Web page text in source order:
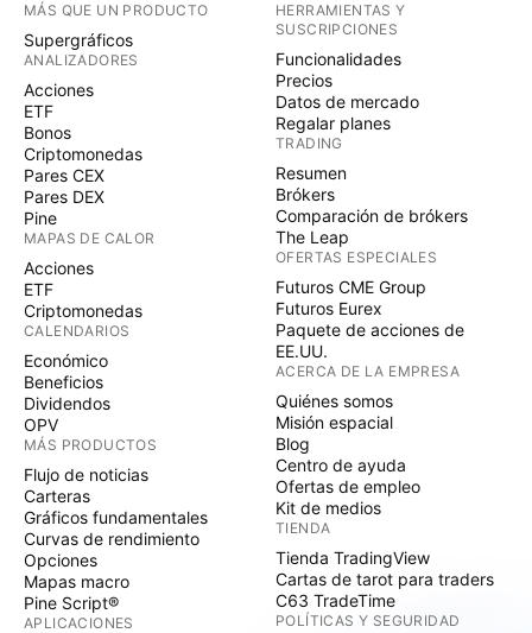
MÁS QUE UN PRODUCTO
Supergráficos
ANALIZADORES
Acciones
ETF
Bonos
Criptomonedas
Pares CEX
Pares DEX
Pine
MAPAS DE CALOR
Acciones
ETF
Criptomonedas
CALENDARIOS
Económico
Beneficios
Dividendos
OPV
MÁS PRODUCTOS
Flujo de noticias
Carteras
Gráficos fundamentales
Curvas de rendimiento
Opciones
Mapas macro
Pine Script®
APLICACIONES
HERRAMIENTAS Y
SUSCRIPCIONES
Funcionalidades
Precios
Datos de mercado
Regalar planes
TRADING
Resumen
Brókers
Comparación de brókers
The Leap
OFERTAS ESPECIALES
Futuros CME Group
Futuros Eurex
Paquete de acciones de
EE.UU.
ACERCA DE LA EMPRESA
Quiénes somos
Misión espacial
Blog
Centro de ayuda
Ofertas de empleo
Kit de medios
TIENDA
Tienda TradingView
Cartas de tarot para traders
C63 TradeTime
POLÍTICAS Y SEGURIDAD